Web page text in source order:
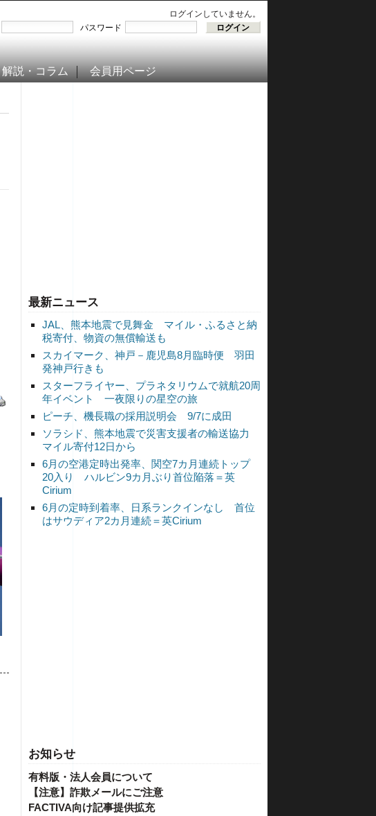
ログインしていません。
パスワード
解説・コラム 会員用ページ
最新ニュース
JAL、熊本地震で見舞金 マイル・ふるさと納
税寄付、物資の無償輸送も
スカイマーク、神戸－鹿児島8月臨時便 羽田
発神戸行きも
スターフライヤー、プラネタリウムで就航20周
年イベント 一夜限りの星空の旅
ピーチ、機長職の採用説明会 9/7に成田
ソラシド、熊本地震で災害支援者の輸送協力
マイル寄付12日から
6月の空港定時出発率、関空7カ月連続トップ
20入り ハルビン9カ月ぶり首位陥落＝英
Cirium
6月の定時到着率、日系ランクインなし 首位
はサウディア2カ月連続＝英Cirium
お知らせ
有料版・法人会員について
【注意】詐欺メールにご注意
FACTIVA向け記事提供拡充